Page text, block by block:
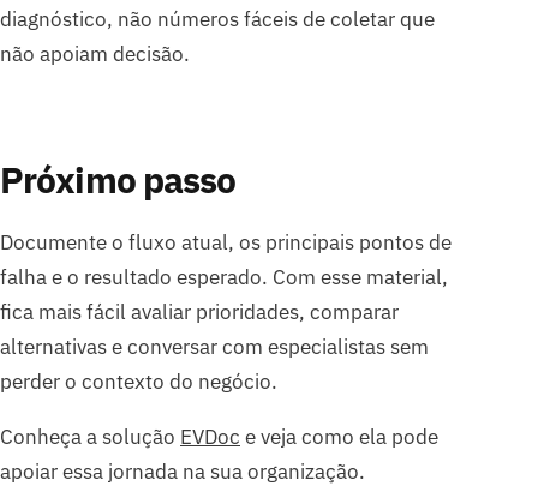
diagnóstico, não números fáceis de coletar que
não apoiam decisão.
Próximo passo
Documente o fluxo atual, os principais pontos de
falha e o resultado esperado. Com esse material,
fica mais fácil avaliar prioridades, comparar
alternativas e conversar com especialistas sem
perder o contexto do negócio.
Conheça a solução EVDoc e veja como ela pode
apoiar essa jornada na sua organização.